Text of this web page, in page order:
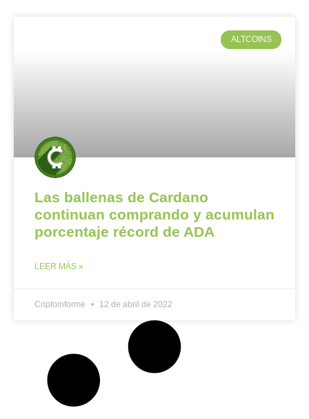
ALTCOINS
Las ballenas de Cardano
continuan comprando y acumulan
porcentaje récord de ADA
LEER MÁS »
Criptoinforme 12 de abril de 2022